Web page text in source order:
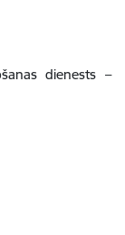
dienests –